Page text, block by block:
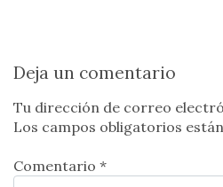
Deja un comentario
Tu dirección de correo
Los campos obligatorios
Comentario *